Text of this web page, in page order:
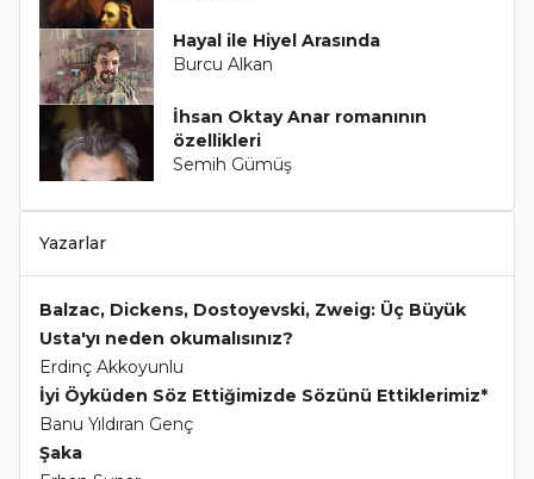
Hayal ile Hiyel Arasında
Burcu Alkan
İhsan Oktay Anar romanının
özellikleri
Semih Gümüş
Yazarlar
Balzac, Dickens, Dostoyevski, Zweig: Üç Büyük
Usta'yı neden okumalısınız?
Erdinç Akkoyunlu
İyi Öyküden Söz Ettiğimizde Sözünü Ettiklerimiz*
Banu Yıldıran Genç
Şaka